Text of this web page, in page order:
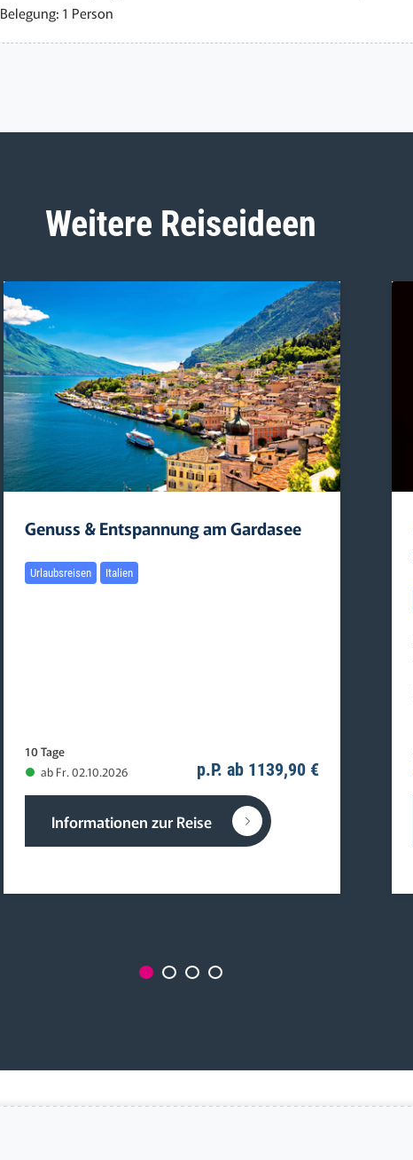
Belegung: 1 Person
Weitere Reiseideen
Genuss & Entspannung am Gardasee
Urlaubsreisen Italien
10 Tage
ab Fr. 02.10.2026
p.P. ab 1139,90 €
Informationen zur Reise